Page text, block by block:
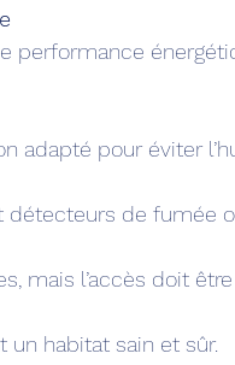
adapté pour éviter
détecteurs de fumée
mais l’accès doit
un habitat sain et sûr.